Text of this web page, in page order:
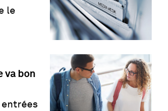
le
va bon
entrées